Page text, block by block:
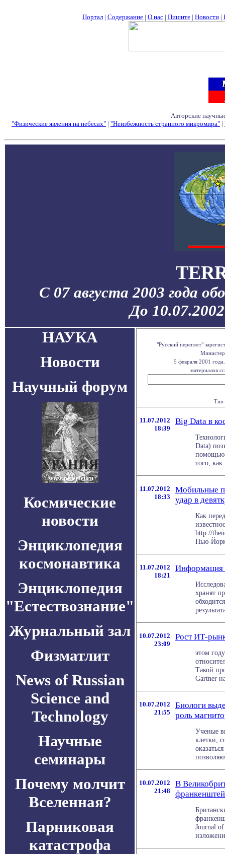
Портал| Содержание| О нас| Пишите| Новости|
Авторские
"Физические явления на небесах" | "Неизбежность странного микромира" |
С 07 августа 2003 года
До
НАУКА
Новости
Научный форум
Космические
новости
Энциклопедия
космонавтика
Энциклопедия
"Естествознание"
Журнальный зал
Физматлит
News of Russian
Science and
Technology
Научные
семинары
Почему молчит
Вселенная?
Парниковая
катастрофа
"Русский переплет"
5 февраля 2001
материалов
Тип
11.07.2012
18:39
Big Data в
Data)
помощью
того,
11.07.2012
18:33
Мобильные
удар в
Как
http://
Нью-
11.07.2012
18:21
Информация
хранят
10.07.2012
23:09
Рост ИТ-
этом
Такой
Gartner
10.07.2012
21:55
Биологи
роль
Ученые
клетки,
10.07.2012
21:48
В
Journal of